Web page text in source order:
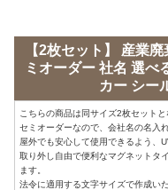
【2枚セット】 産業
ミオーダー 社名 選べ
カー シー
こちらの商品は同サイズ2枚セットと
セミオーダーなので、会社名の名入
屋外でも安心して使用できるよう、
取り外し自由で便利なマグネットタ
ます。
法令に適用する文字サイズで作成い